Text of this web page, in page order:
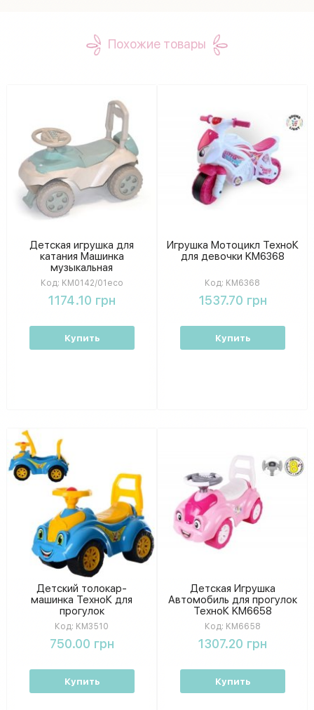
Похожие товары
Детская игрушка для
катания Машинка
музыкальная
KM0142/01eco
Код: KM0142/01eco
1174.10 грн
Купить
Игрушка Мотоцикл ТехноК
для девочки KM6368
Код: KM6368
1537.70 грн
Купить
Детский толокар-
машинка ТехноК для
прогулок
Код: KM3510
750.00 грн
Купить
Детская Игрушка
Автомобиль для прогулок
ТехноК KM6658
Код: KM6658
1307.20 грн
Купить